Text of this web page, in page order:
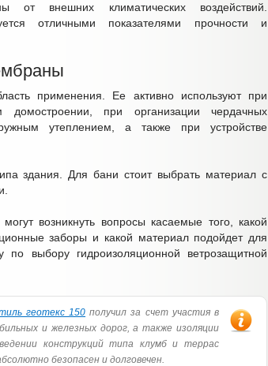
внешних климатических воздействий.
отличными показателями прочности и
применения. Ее активно используют при
при организации чердачных
утеплением, а также при устройстве
здания. Для бани стоит выбрать материал с
возникнуть вопросы касаемые того, какой
заборы и какой материал подойдет для
выбору гидроизоляционной ветрозащитной
геотекс 150 получил за счет участия в
и железных дорог, а также изоляции
конструкций типа клумб и террас
безопасен и долговечен.